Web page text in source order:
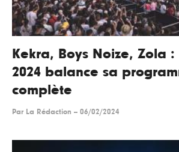
Kekra, Boys Noize, Zola
2024 balance sa
complète
Par La Rédaction -- 06/02/2024